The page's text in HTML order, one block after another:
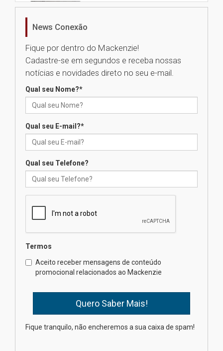
Nova apresentação do Centro
Universidade Mackenzie
realizará nova edição da Feira
das novas tecnologias em
calouros do segundo semestre
04.08.2026
Brasília prepara seus
estudantes para o PAS antes
mesmo do Ensino Médio
na educação dos filhos além da
News Conexão
Fique por dentro do Mackenzie!
Cadastre-se em segundos e receba nossas
notícias e novidades direto no seu e-mail.
Qual seu Nome?*
Qual seu E-mail?*
Qual seu Telefone?
Termos
Aceito receber mensagens de conteúdo
promocional relacionados ao Mackenzie
Fique tranquilo, não encheremos a sua caixa de spam!